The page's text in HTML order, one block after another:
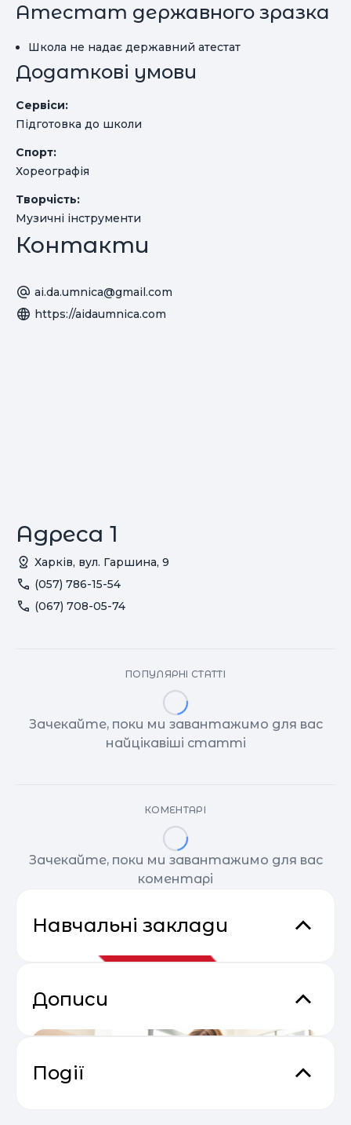
Атестат державного зразка
Школа не надає державний атестат
Додаткові умови
Сервіси:
Підготовка до школи
Спорт:
Хореографія
Творчість:
Музичні інструменти
Контакти
ai.da.umnica@gmail.com
https://aidaumnica.com
Адреса 1
Харків, вул. Гаршина, 9
(057) 786-15-54
(067) 708-05-74
ПОПУЛЯРНІ СТАТТІ
Зачекайте, поки ми завантажимо для вас
найцікавіші статті
КОМЕНТАРІ
Зачекайте, поки ми завантажимо для вас
коментарі
Навчальні заклади
Дописи
Події